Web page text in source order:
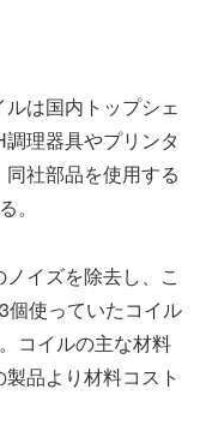
は国内トップシェ
理器具やプリンタ
社部品を使用する
。
ノイズを除去し、こ
個使っていたコイル
コイルの主な材料
品より材料コスト